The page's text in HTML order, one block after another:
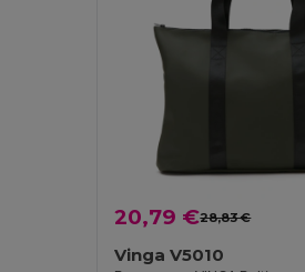
20,79 €28,83 €
Vinga V5010